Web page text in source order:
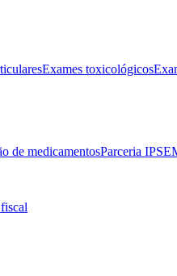
Exames toxicológicos
de medicamentosParceria